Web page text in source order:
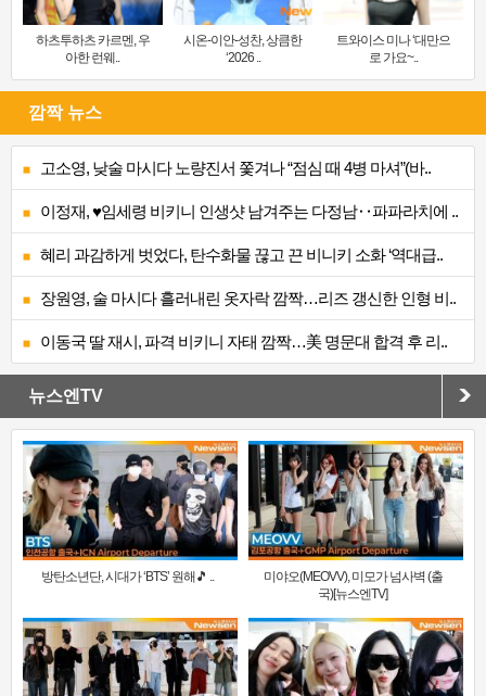
하츠투하츠 카르멘, 우
아한 런웨..
시온-이안-성찬, 상큼한
‘2026 ..
트와이스 미나 ‘대만으
로 가요~..
깜짝 뉴스
고소영, 낮술 마시다 노량진서 쫓겨나 “점심 때 4병 마셔”(바..
이정재, ♥임세령 비키니 인생샷 남겨주는 다정남‥파파라치에 ..
혜리 과감하게 벗었다, 탄수화물 끊고 끈 비니키 소화 ‘역대급..
장원영, 술 마시다 흘러내린 옷자락 깜짝…리즈 갱신한 인형 비..
이동국 딸 재시, 파격 비키니 자태 깜짝…美 명문대 합격 후 리..
뉴스엔TV
방탄소년단, 시대가 ‘BTS’ 원해🎵 ..
미야오(MEOVV), 미모가 넘사벽 (출
국)[뉴스엔TV]